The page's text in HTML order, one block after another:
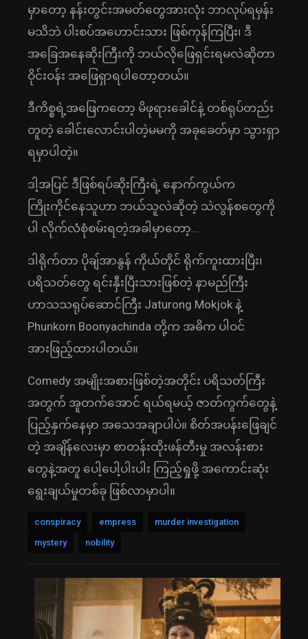
မှာတော့ နန်းတွင်းအမတ်တွေအားလုံး ဘာလုပ်ရမှန်း
မသိဘဲ ပါးစပ်အဟောင်းသား ဖြစ်ကုန်ကြပြီး၊ ဒီ
အခြေအနေဆိုးကြီးကို ဘယ်လိုဖြေရှင်းရမလဲဆိုတာ
ဝိုင်းဝန်း အဖြေရှာရပါတော့တယ်။
ဒီကိစ္စရဲ့အဖြေကတော့ မိဖုရားခေါင်နဲ့ တစ်ရုပ်တည်း
တူတဲ့ ခေါင်းလောင်းပါတဲ့မမကို အခုခေတ်မှာ သွားရှာ
ရမှာပါတဲ့။
ဒါ့အပြင် ဒီဖြစ်ရပ်ဆိုးကြီးရဲ့ နောက်ကွယ်က
ကြိုးကိုင်နေသူဟာ ဘယ်သူလဲဆိုတဲ့ သဲလွန်စတွေကို
ပါ လိုက်လံစုံစမ်းရတဲ့အခါမှာတော့…
ဒါရိုက်တာ ပိုချ်အာနွန် ကိုယ်တိုင် ရိုက်ကူးထားပြီး၊
ပရိသတ်တွေ ရင်းနှီးပြီးသားဖြစ်တဲ့ နာမည်ကြီး
ဟာသသရုပ်ဆောင်ကြီး Jaturong Mokjok နဲ့
Phunkorn Boonyachinda တို့က အဓိက ပါဝင်
အားဖြည့်ထားပါတယ်။
Comedy အမျိုးအစားဖြစ်တဲ့အတိုင်း ပရိသတ်ကြီး
အတွက် အူတက်အောင် ရယ်ရမယ့် ဇာတ်ကွက်တွေနဲ့
ပြည့်နှက်နေမှာ အသေအချာပါပဲ။ စိတ်အပန်းဖြေချင်
တဲ့ အချိန်လေးမှာ စာတန်းထိုးဖန်တီးမှု အလန်းစား
တွေနဲ့အတူ ပေါ့ပေါ့ပါးပါး ကြည့်ရှုဖို့ အကောင်းဆုံး
ရွေးချယ်မှုတစ်ခု ဖြစ်လာမှာပါ။
conspiracy empress
murder investigation
mystery
nobility